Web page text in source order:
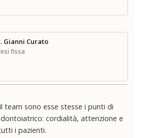
Gianni Curato
fissa
sono esse stesse i punti di
cordialità, attenzione e
i pazienti.